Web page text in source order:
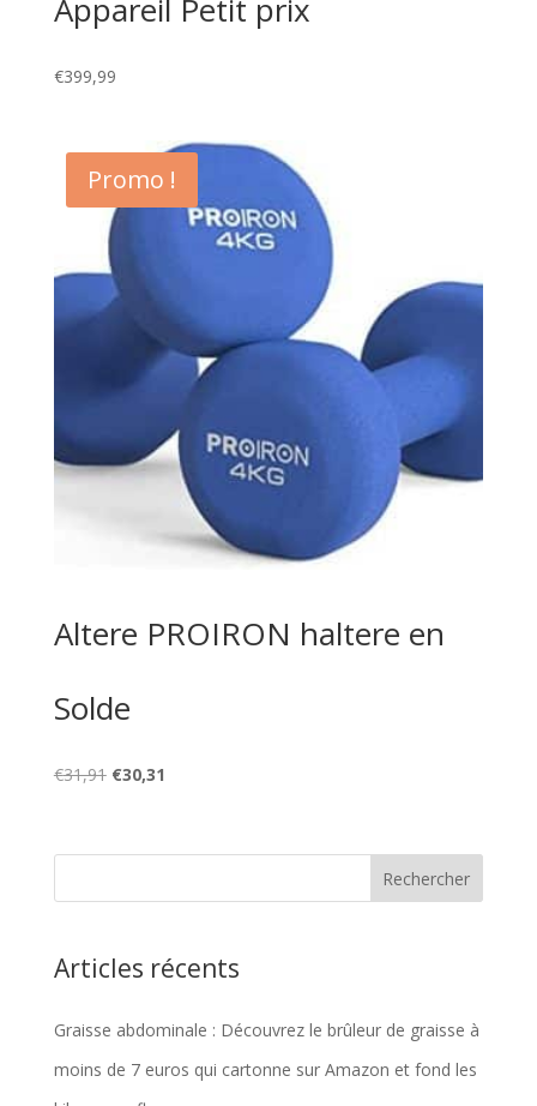
Appareil Petit prix
€399,99
Promo !
Altere PROIRON haltere en
Solde
€31,91 Le
était :
€30,31
est :
Articles récents
Graisse abdominale : Découvrez le brûleur de graisse à
moins de 7 euros qui cartonne sur Amazon et fond les